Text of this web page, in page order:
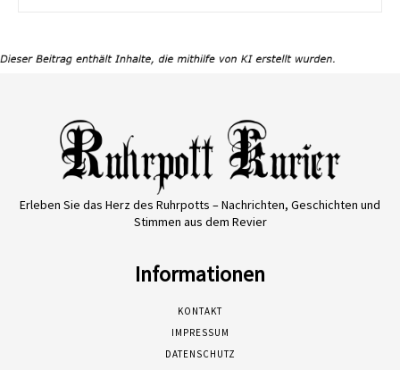
Erleben Sie das Herz des Ruhrpotts – Nachrichten, Geschichten und
Stimmen aus dem Revier
Informationen
KONTAKT
IMPRESSUM
DATENSCHUTZ